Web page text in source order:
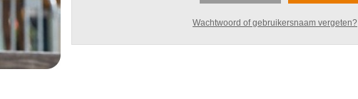
Wachtwoord of gebruikersnaam vergeten?